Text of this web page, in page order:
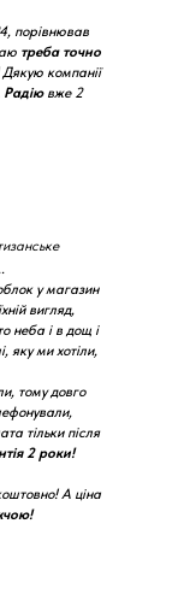
у магазин
вигляд,
неба і в дощ і
яку ми хотіли,
тому довго
тільки після
2 роки!
А ціна
порівнював
треба точно
компанії
Радіювже 2